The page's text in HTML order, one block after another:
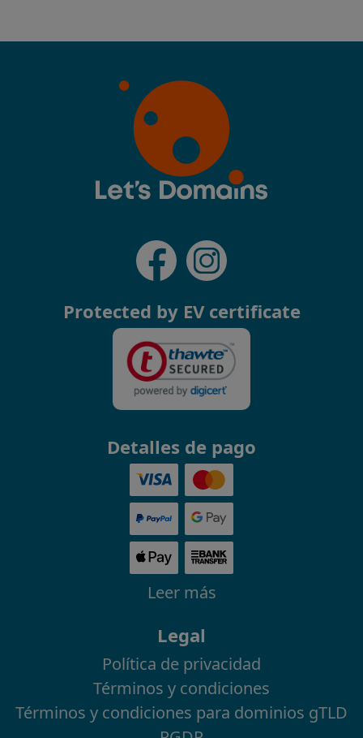
Protected by EV certificate
Detalles de pago
Leer más
Legal
Política de privacidad
Términos y condiciones
Términos y condiciones para dominios gTLD